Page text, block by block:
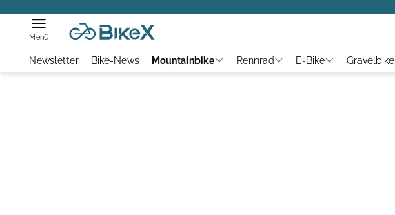
Menü
Newsletter Bike-News Mountainbike Rennrad E-Bike Gravelbike